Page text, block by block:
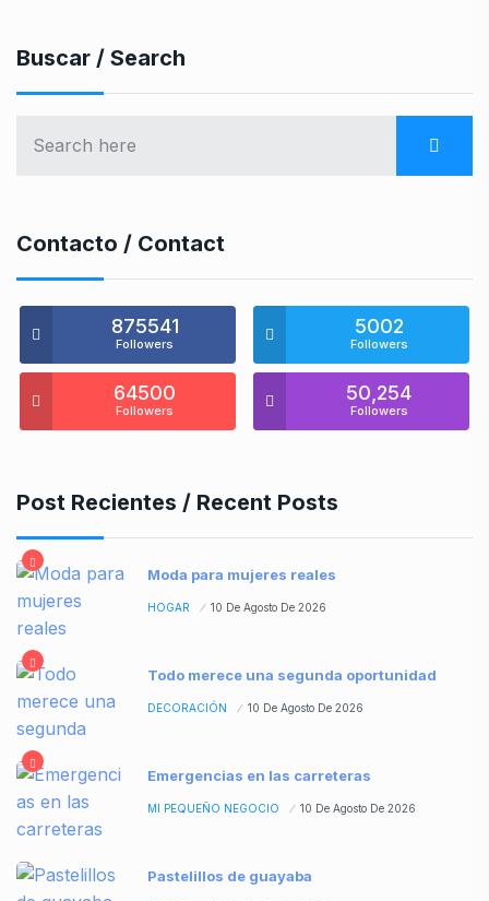
Buscar / Search
Contacto / Contact
875541
Followers
5002
Followers
64500
Followers
50,254
Followers
Post Recientes / Recent Posts
Moda para mujeres reales
HOGAR 10 De Agosto De 2026
Todo merece una segunda oportunidad
DECORACIÓN 10 De Agosto De 2026
Emergencias en las carreteras
MI PEQUEÑO NEGOCIO 10 De Agosto De 2026
Pastelillos de guayaba